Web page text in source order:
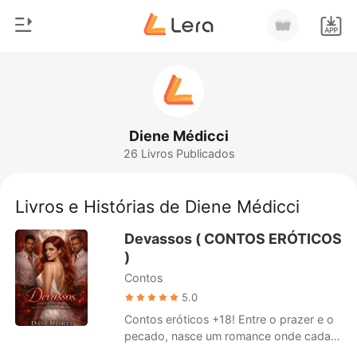
Baixar App
Lobisomem
Romance
Bilionários
Ranking
Diene Médicci
26 Livros Publicados
Livros e Histórias de Diene Médicci
Devassos ( CONTOS ERÓTICOS
)
Contos
5.0
Contos eróticos +18! Entre o prazer e o
pecado, nasce um romance onde cada